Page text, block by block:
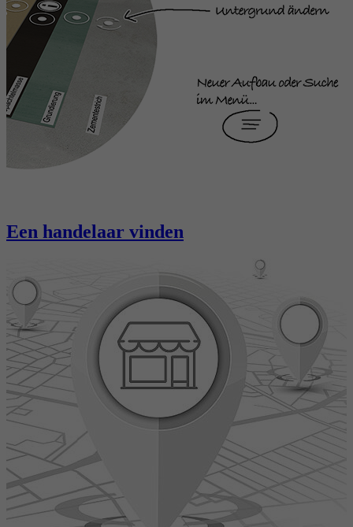
Een handelaar vinden